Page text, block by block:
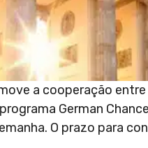
a cooperação
German
O prazo para